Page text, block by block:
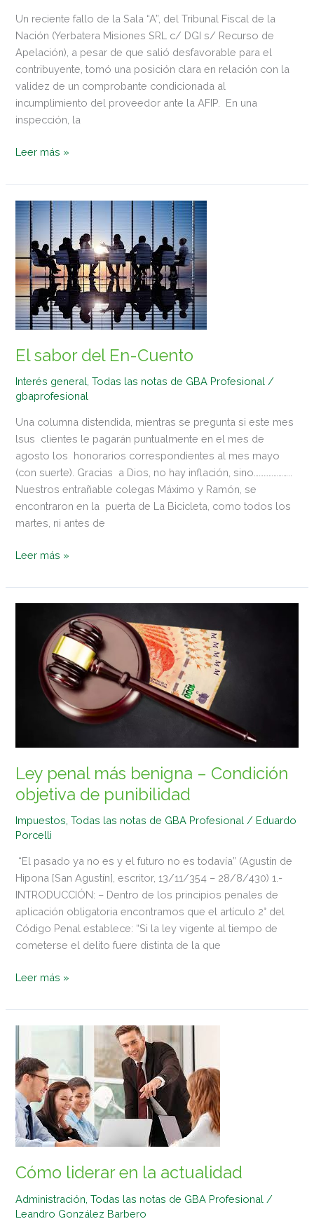
Un reciente fallo de la Sala “A”, del Tribunal Fiscal de la
Nación (Yerbatera Misiones SRL c/ DGI s/ Recurso de
Apelación), a pesar de que salió desfavorable para el
contribuyente, tomó una posición clara en relación con la
validez de un comprobante condicionada al
incumplimiento del proveedor ante la AFIP. En una
inspección, la
Leer más »
El sabor del En-Cuento
Interés general ,Todas las notas de GBA Profesional /
gbaprofesional
Una columna distendida, mientras se pregunta si este mes
lsus clientes le pagarán puntualmente en el mes de
agosto los honorarios correspondientes al mes mayo
(con suerte). Gracias a Dios, no hay inflación, sino…………………..
Nuestros entrañable colegas Máximo y Ramón, se
encontraron en la puerta de La Bicicleta, como todos los
martes, ni antes de
El
sabor
del
En-
Cuento
Leer más »
Ley penal más benigna – Condición
objetiva de punibilidad
Impuestos ,Todas las notas de GBA Profesional / Eduardo
Porcelli
“El pasado ya no es y el futuro no es todavía” (Agustín de
Hipona [San Agustín], escritor, 13/11/354 – 28/8/430) 1.-
INTRODUCCIÓN: – Dentro de los principios penales de
aplicación obligatoria encontramos que el artículo 2° del
Código Penal establece: “Si la ley vigente al tiempo de
cometerse el delito fuere distinta de la que
benigna
Condición
punibilidad
Leer más »
Cómo liderar en la actualidad
Administración ,Todas las notas de GBA Profesional /
Leandro González Barbero
en
la
actualidad